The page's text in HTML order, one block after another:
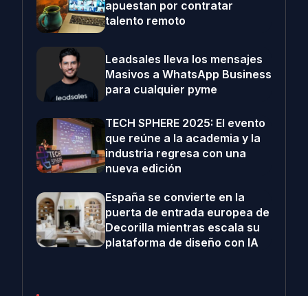
apuestan por contratar
talento remoto
Leadsales lleva los mensajes
Masivos a WhatsApp Business
para cualquier pyme
TECH SPHERE 2025: El evento
que reúne a la academia y la
industria regresa con una
nueva edición
España se convierte en la
puerta de entrada europea de
Decorilla mientras escala su
plataforma de diseño con IA